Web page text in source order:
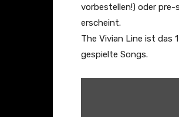
vorbestellen!) oder
erscheint.
The Vivian Line ist das
gespielte Songs.